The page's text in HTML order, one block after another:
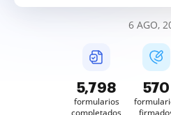
6 AGO,
5,798
formularios
completados
570